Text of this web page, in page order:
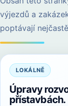
výjezdů a
poptávají
LOKÁLNĚ
Úpravy
přístavbách.